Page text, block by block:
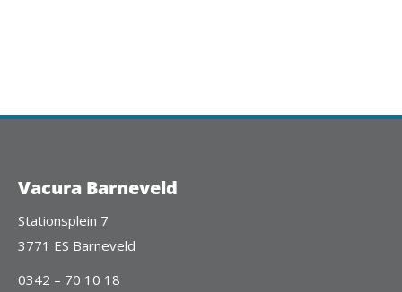
Vacura Barneveld
Stationsplein 7
3771 ES Barneveld
0342 – 70 10 18